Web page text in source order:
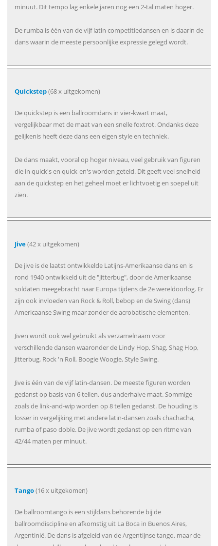
minuut. Dit tempo lag enkele jaren nog een 2-tal maten hoger.
De rumba is één van de vijf latin competitiedansen en is daarin de
dans waarin de meeste persoonlijke expressie gelegd wordt.
Quickstep(68 x uitgekomen)
De quickstep is een ballroomdans in vier-kwart maat,
vergelijkbaar met de maat van een snelle foxtrot. Ondanks deze
gelijkenis heeft deze dans een eigen style en techniek.
De dans maakt, vooral op hoger niveau, veel gebruik van figuren
die in quick's en quick-en's worden geteld. Dit geeft veel snelheid
aan de quickstep en het geheel moet er lichtvoetig en soepel uit
zien.
Jive(42 x uitgekomen)
De jive is de laatst ontwikkelde Latijns-Amerikaanse dans en is
rond 1940 ontwikkeld uit de "jitterbug", door de Amerikaanse
soldaten meegebracht naar Europa tijdens de 2e wereldoorlog. Er
zijn ook invloeden van Rock & Roll, bebop en de Swing (dans)
Americaanse Swing maar zonder de acrobatische elementen.
Jiven wordt ook wel gebruikt als verzamelnaam voor
verschillende dansen waaronder de Lindy Hop, Shag, Shag Hop,
Jitterbug, Rock 'n Roll, Boogie Woogie, Style Swing.
Jive is één van de vijf latin-dansen. De meeste figuren worden
gedanst op basis van 6 tellen, dus anderhalve maat. Sommige
zoals de link-and-wip worden op 8 tellen gedanst. De houding is
losser in vergelijking met andere latin-dansen zoals chachacha,
rumba of paso doble. De jive wordt gedanst op een ritme van
42/44 maten per minuut.
Tango(16 x uitgekomen)
De ballroomtango is een stijldans behorende bij de
ballroomdiscipline en afkomstig uit La Boca in Buenos Aires,
Argentinië. De dans is afgeleid van de Argentijnse tango, maar de